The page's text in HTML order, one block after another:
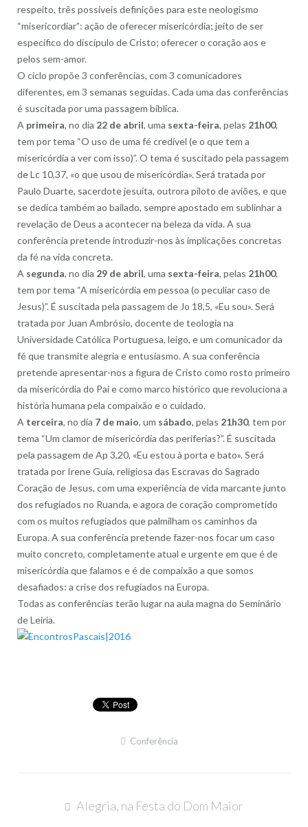
respeito, três possíveis definições para este neologismo
“misericordiar”: ação de oferecer misericórdia; jeito de ser
específico do discípulo de Cristo; oferecer o coração aos e
pelos sem-amor.
O ciclo propõe 3 conferências, com 3 comunicadores
diferentes, em 3 semanas seguidas. Cada uma das conferências
é suscitada por uma passagem bíblica.
A primeira, no dia 22 de abril, uma sexta-feira, pelas 21h00,
tem por tema “O uso de uma fé credível (e o que tem a
misericórdia a ver com isso)”. O tema é suscitado pela passagem
de Lc 10,37, «o que usou de misericórdia». Será tratada por
Paulo Duarte, sacerdote jesuíta, outrora piloto de aviões, e que
se dedica também ao bailado, sempre apostado em sublinhar a
revelação de Deus a acontecer na beleza da vida. A sua
conferência pretende introduzir-nos às implicações concretas
da fé na vida concreta.
A segunda, no dia 29 de abril, uma sexta-feira, pelas 21h00,
tem por tema “A misericórdia em pessoa (o peculiar caso de
Jesus)”. É suscitada pela passagem de Jo 18,5, «Eu sou». Será
tratada por Juan Ambrósio, docente de teologia na
Universidade Católica Portuguesa, leigo, e um comunicador da
fé que transmite alegria e entusiasmo. A sua conferência
pretende apresentar-nos a figura de Cristo como rosto primeiro
da misericórdia do Pai e como marco histórico que revoluciona a
história humana pela compaixão e o cuidado.
A terceira, no dia 7 de maio, um sábado, pelas 21h30, tem por
tema “Um clamor de misericórdia das periferias?”. É suscitada
pela passagem de Ap 3,20, «Eu estou à porta e bato». Será
tratada por Irene Guia, religiosa das Escravas do Sagrado
Coração de Jesus, com uma experiência de vida marcante junto
dos refugiados no Ruanda, e agora de coração comprometido
com os muitos refugiados que palmilham os caminhos da
Europa. A sua conferência pretende fazer-nos focar um caso
muito concreto, completamente atual e urgente em que é de
misericórdia que falamos e é de compaixão a que somos
desafiados: a crise dos refugiados na Europa.
Todas as conferências terão lugar na aula magna do Seminário
de Leiria.
Conferência
NavegaçãoAlegria, na Festa do Dom Maior